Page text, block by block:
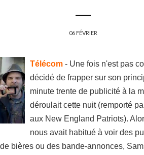
06 FÉVRIER
Télécom - Une fois n'est pas
décidé de frapper sur son
minute trente de publicité à la
déroulait cette nuit (remporté
aux New England Patriots).
nous avait habitué à voir des
de bières ou des bande-annonces,